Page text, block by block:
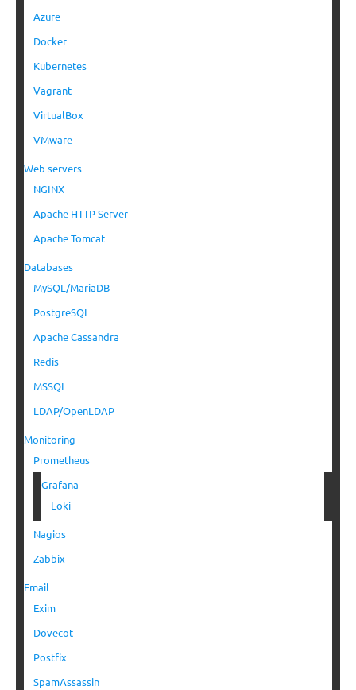
Azure
Docker
Kubernetes
Vagrant
VirtualBox
VMware
Web servers
NGINX
Apache HTTP Server
Apache Tomcat
Databases
MySQL/MariaDB
PostgreSQL
Apache Cassandra
Redis
MSSQL
LDAP/OpenLDAP
Monitoring
Prometheus
Grafana
Loki
Nagios
Zabbix
Email
Exim
Dovecot
Postfix
SpamAssassin